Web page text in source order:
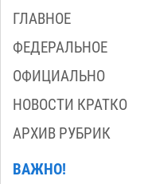
ГЛАВНОЕ
ФЕДЕРАЛЬНОЕ
ОФИЦИАЛЬНО
НОВОСТИ КРАТКО
АРХИВ РУБРИК
ВАЖНО!